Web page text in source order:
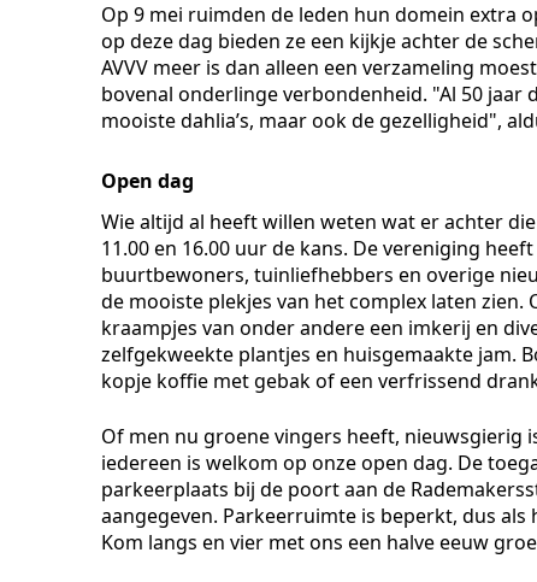
Op 9 mei ruimden de leden hun domein extra
op deze dag bieden ze een kijkje achter de
AVVV meer is dan alleen een verzameling
bovenal onderlinge verbondenheid. "Al 50
mooiste dahlia’s, maar ook de gezelligheid",
Open dag
Wie altijd al heeft willen weten wat er achter
11.00 en 16.00 uur de kans. De vereniging
buurtbewoners, tuinliefhebbers en overige
de mooiste plekjes van het complex laten
kraampjes van onder andere een imkerij en
zelfgekweekte plantjes en huisgemaakte jam.
kopje koffie met gebak of een verfrissend
Of men nu groene vingers heeft, nieuwsgierig
iedereen is welkom op onze open dag. De
parkeerplaats bij de poort aan de
aangegeven. Parkeerruimte is beperkt, dus
Kom langs en vier met ons een halve eeuw